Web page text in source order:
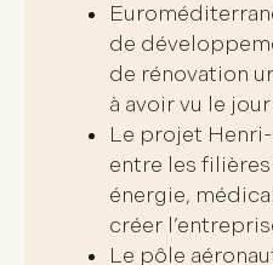
de
de rénovation
à avoir vu le
Le projet
entre les
énergie,
créer
Le pôle